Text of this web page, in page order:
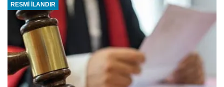
RESMİ İLANDIR